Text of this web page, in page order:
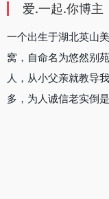
爱.一起.你博主
一个出生于湖北英山
窝，自命名为悠然别
人，从小父亲就教导
多，为人诚信老实倒